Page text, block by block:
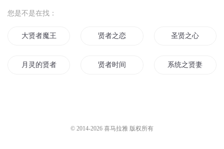
您是不是在找：
大贤者魔王 贤者之恋 圣贤之心
月灵的贤者 贤者时间 系统之贤妻
© 2014-2026 喜马拉雅 版权所有